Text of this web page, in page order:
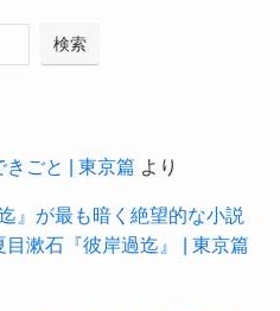
検索
きごと | 東京篇 より
』が最も暗く絶望的な小説
目漱石『彼岸過迄』 | 東京篇